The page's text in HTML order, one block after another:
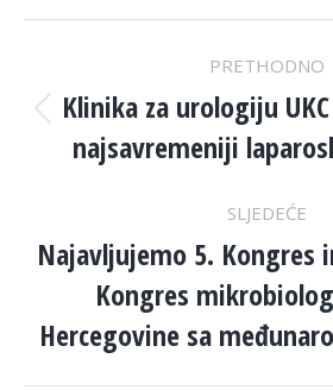
NAVIGATION
PRETHODNO
post:
Klinika za urologiju
najsavremeniji
SLJEDEĆE
Next
post:
Najavljujemo 5. Kongres
Kongres
Hercegovine sa